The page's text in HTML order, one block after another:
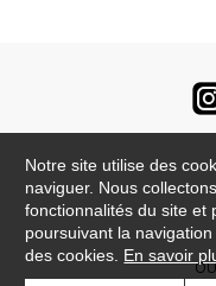
Notre site utilise des
naviguer. Nous
fonctionnalités du site et
poursuivant la
des cookies. En savoir